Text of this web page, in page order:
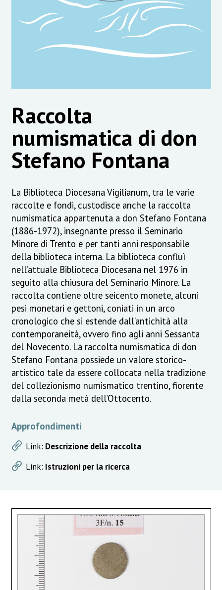
Raccolta
numismatica di don
Stefano Fontana
La Biblioteca Diocesana Vigilianum, tra le varie
raccolte e fondi, custodisce anche la raccolta
numismatica appartenuta a don Stefano Fontana
(1886-1972), insegnante presso il Seminario
Minore di Trento e per tanti anni responsabile
della biblioteca interna. La biblioteca confluì
nell’attuale Biblioteca Diocesana nel 1976 in
seguito alla chiusura del Seminario Minore. La
raccolta contiene oltre seicento monete, alcuni
pesi monetari e gettoni, coniati in un arco
cronologico che si estende dall’antichità alla
contemporaneità, ovvero fino agli anni Sessanta
del Novecento. La raccolta numismatica di don
Stefano Fontana possiede un valore storico-
artistico tale da essere collocata nella tradizione
del collezionismo numismatico trentino, fiorente
dalla seconda metà dell’Ottocento.
Approfondimenti
Link: Descrizione della raccolta
Link: Istruzioni per la ricerca